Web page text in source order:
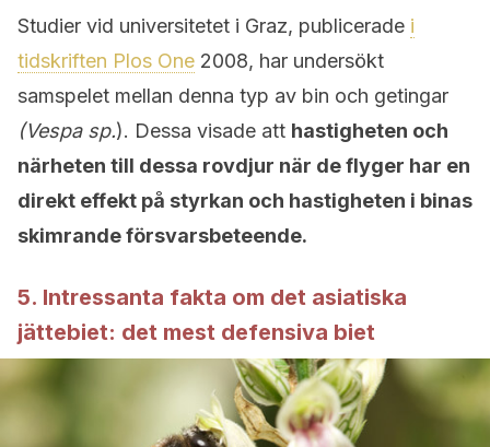
Studier vid universitetet i Graz, publicerade i
tidskriften Plos One 2008, har undersökt
samspelet mellan denna typ av bin och getingar
(Vespa sp.). Dessa visade att hastigheten och
närheten till dessa rovdjur när de flyger har en
direkt effekt på styrkan och hastigheten i binas
skimrande försvarsbeteende.
5. Intressanta fakta om det asiatiska
jättebiet: det mest defensiva biet